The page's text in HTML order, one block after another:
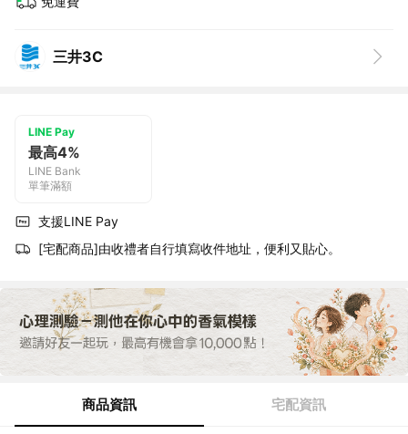
三井3C
LINE Pay
最高4%
LINE Bank
單筆滿額
支援LINE Pay
[宅配商品]由收禮者自行填寫收件地址，便利又貼心。
商品資訊 宅配資訊